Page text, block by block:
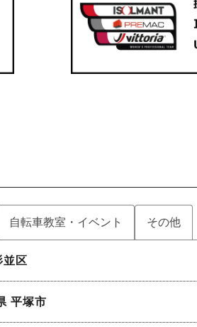
自転車教室・イベント その他
区
平塚市